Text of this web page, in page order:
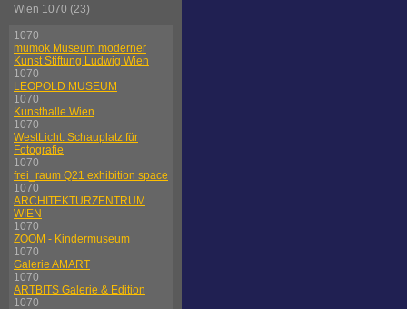
Wien 1070 (23)
1070
mumok Museum moderner
Kunst Stiftung Ludwig Wien
1070
LEOPOLD MUSEUM
1070
Kunsthalle Wien
1070
WestLicht. Schauplatz für
Fotografie
1070
frei_raum Q21 exhibition space
1070
ARCHITEKTURZENTRUM
WIEN
1070
ZOOM - Kindermuseum
1070
Galerie AMART
1070
ARTBITS Galerie & Edition
1070